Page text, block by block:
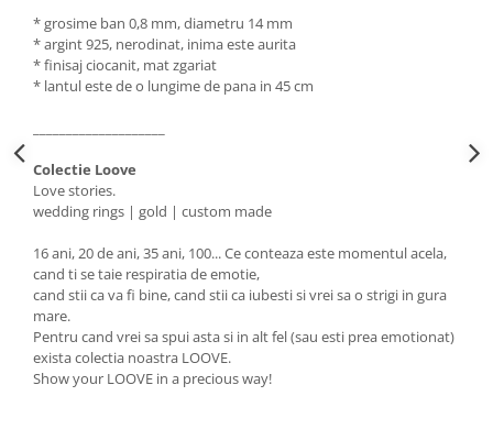
* grosime ban 0,8 mm, diametru 14 mm
* argint 925, nerodinat, inima este aurita
* finisaj ciocanit, mat zgariat
* lantul este de o lungime de pana in 45 cm
Colectie Loove
Love stories.
wedding rings | gold | custom made
16 ani, 20 de ani, 35 ani, 100... Ce conteaza este momentul acela,
cand ti se taie respiratia de emotie,
cand stii ca va fi bine, cand stii ca iubesti si vrei sa o strigi in gura
mare.
Pentru cand vrei sa spui asta si in alt fel (sau esti prea emotionat)
exista colectia noastra LOOVE.
Show your LOOVE in a precious way!